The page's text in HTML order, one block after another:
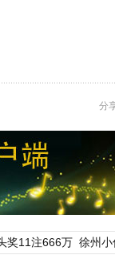
分
奖11注666万 徐州